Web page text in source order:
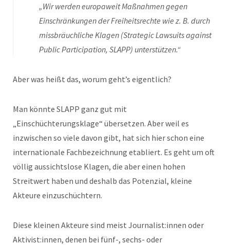
„Wir werden europaweit Maßnahmen gegen
Einschränkungen der Freiheitsrechte wie z. B. durch
missbräuchliche Klagen (Strategic Lawsuits against
Public Participation, SLAPP) unterstützen.“
Aber was heißt das, worum geht’s eigentlich?
Man könnte SLAPP ganz gut mit
„Einschüchterungsklage“ übersetzen. Aber weil es
inzwischen so viele davon gibt, hat sich hier schon eine
internationale Fachbezeichnung etabliert. Es geht um oft
völlig aussichtslose Klagen, die aber einen hohen
Streitwert haben und deshalb das Potenzial, kleine
Akteure einzuschüchtern.
Diese kleinen Akteure sind meist Journalist:innen oder
Aktivist:innen, denen bei fünf-, sechs- oder